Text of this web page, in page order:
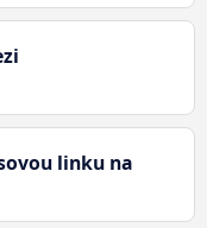
linku na